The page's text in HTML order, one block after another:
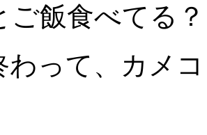
ご飯食べてる？
わって、カメ